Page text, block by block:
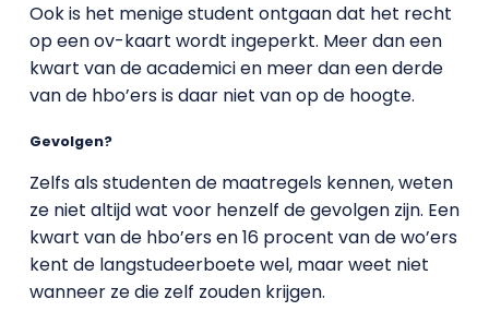
Ook is het menige student ontgaan dat het recht
op een ov-kaart wordt ingeperkt. Meer dan een
kwart van de academici en meer dan een derde
van de hbo’ers is daar niet van op de hoogte.
Gevolgen?
Zelfs als studenten de maatregels kennen, weten
ze niet altijd wat voor henzelf de gevolgen zijn. Een
kwart van de hbo’ers en 16 procent van de wo’ers
kent de langstudeerboete wel, maar weet niet
wanneer ze die zelf zouden krijgen.